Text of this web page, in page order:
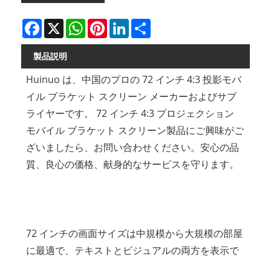
Facebook
X WhatsAppPinterestLinkedIn
製品説明
Huinuo は、中国のプロの 72 インチ 4:3 投影モバ
イル ブラケット スクリーン メーカーおよびサプ
ライヤーです。 72 インチ 4:3 プロジェクション
モバイル ブラケット スクリーン製品にご興味がご
ざいましたら、お問い合わせください。安心の品
質、良心の価格、献身的なサービスを守ります。
72 インチの画面サイズは中規模から大規模の部屋
に最適で、テキストとビジュアルの両方を表示で